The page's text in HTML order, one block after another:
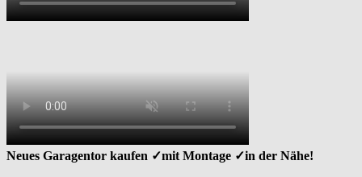
Neues Garagentor kaufen ✓mit Montage ✓in der Nähe!